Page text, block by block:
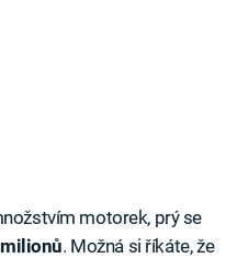
motorek, prý se
. Možná si říkáte, že